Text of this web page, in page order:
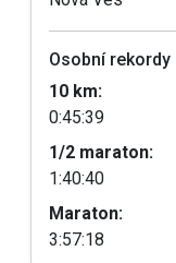
Osobní rekordy
10 km:
0:45:39
1/2 maraton:
1:40:40
Maraton:
3:57:18